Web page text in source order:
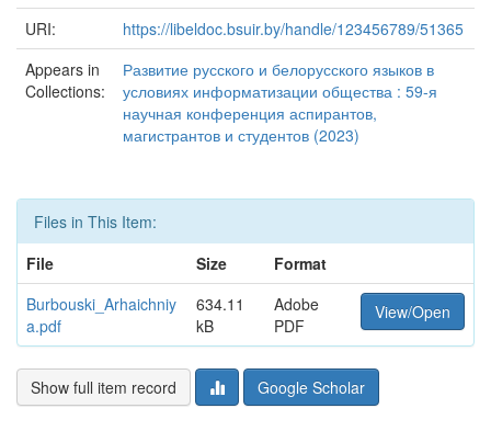
URI:
https://libeldoc.bsuir.by/handle/123456789/51365
Appears in
Collections:
Развитие русского и белорусского языков в
условиях информатизации общества : 59-я
научная конференция аспирантов,
магистрантов и студентов (2023)
Files in This Item:
File
Size
Format
Burbouski_Arhaichniy
a.pdf
634.11
kB
Adobe
PDF
View/Open
Show full item record Google Scholar